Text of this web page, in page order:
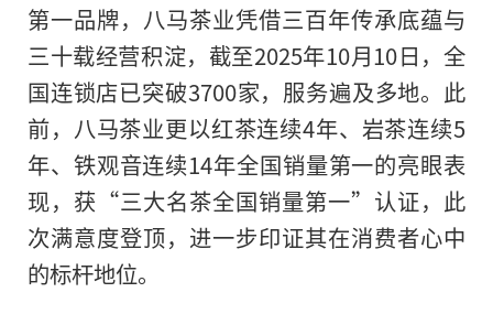
第一品牌，八马茶业凭借三百年传承底蕴与
三十载经营积淀，截至2025年10月10日，全
国连锁店已突破3700家，服务遍及多地。此
前，八马茶业更以红茶连续4年、岩茶连续5
年、铁观音连续14年全国销量第一的亮眼表
现，获“三大名茶全国销量第一”认证，此
次满意度登顶，进一步印证其在消费者心中
的标杆地位。